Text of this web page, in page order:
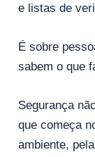
e listas de
É sobre
sabem o que
Segurança
que começa
ambiente,